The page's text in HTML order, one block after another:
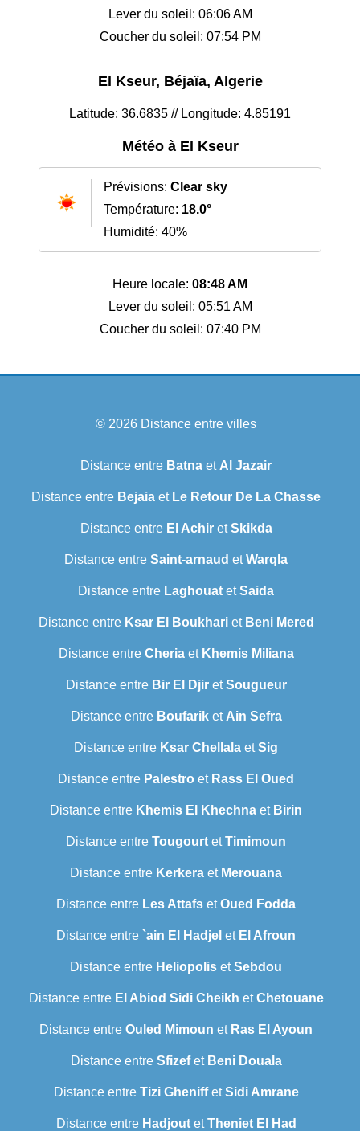
Lever du soleil: 06:06 AM
Coucher du soleil: 07:54 PM
El Kseur, Béjaïa, Algerie
Latitude: 36.6835 // Longitude: 4.85191
Météo à El Kseur
Prévisions: Clear sky
Température: 18.0°
Humidité: 40%
Heure locale: 08:48 AM
Lever du soleil: 05:51 AM
Coucher du soleil: 07:40 PM
© 2026 Distance entre villes
Distance entre Batna et Al Jazair
Distance entre Bejaia et Le Retour De La Chasse
Distance entre El AchiretSkikda
Distance entre Saint-arnaud etWarqla
Distance entre Laghouat etSaida
Distance entre Ksar El Boukhariet Beni Mered
Distance entre Cheriaet Khemis Miliana
Distance entre Bir El DjiretSougueur
Distance entre Boufariket Ain Sefra
Distance entre Ksar Chellala etSig
Distance entre Palestro et Rass El Oued
Distance entre Khemis El Khechna et Birin
Distance entre Tougourt etTimimoun
Distance entre Kerkera et Merouana
Distance entre Les Attafs etOued Fodda
Distance entre `ain El Hadjel et El Afroun
Distance entre Heliopolis etSebdou
Distance entre El Abiod Sidi Cheikh etChetouane
Distance entre Ouled Mimoun et Ras El Ayoun
Distance entre Sfizefet Beni Douala
Distance entre Tizi GheniffetSidi Amrane
Distance entre HadjoutetTheniet El Had